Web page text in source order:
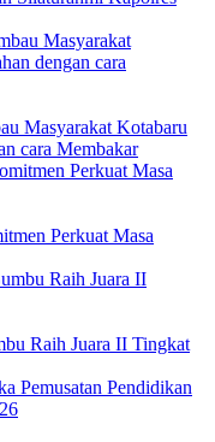
Masyarakat Kotabaru
cara Membakar
Perkuat Masa
Raih Juara II Tingkat